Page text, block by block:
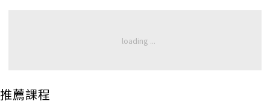
推薦課程